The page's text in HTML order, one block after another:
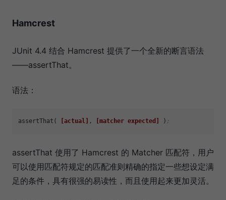
Hamcrest
JUnit 4.4 结合 Hamcrest 提供了一个全新的断言语法
——assertThat。
语法：
assertThat( [actual] , [matcher expected] ) ;
assertThat 使用了 Hamcrest 的 Matcher 匹配符，用户
可以使用匹配符规定的匹配准则精确的指定一些想设定满
足的条件，具有很强的易读性，而且使用起来更加灵活。